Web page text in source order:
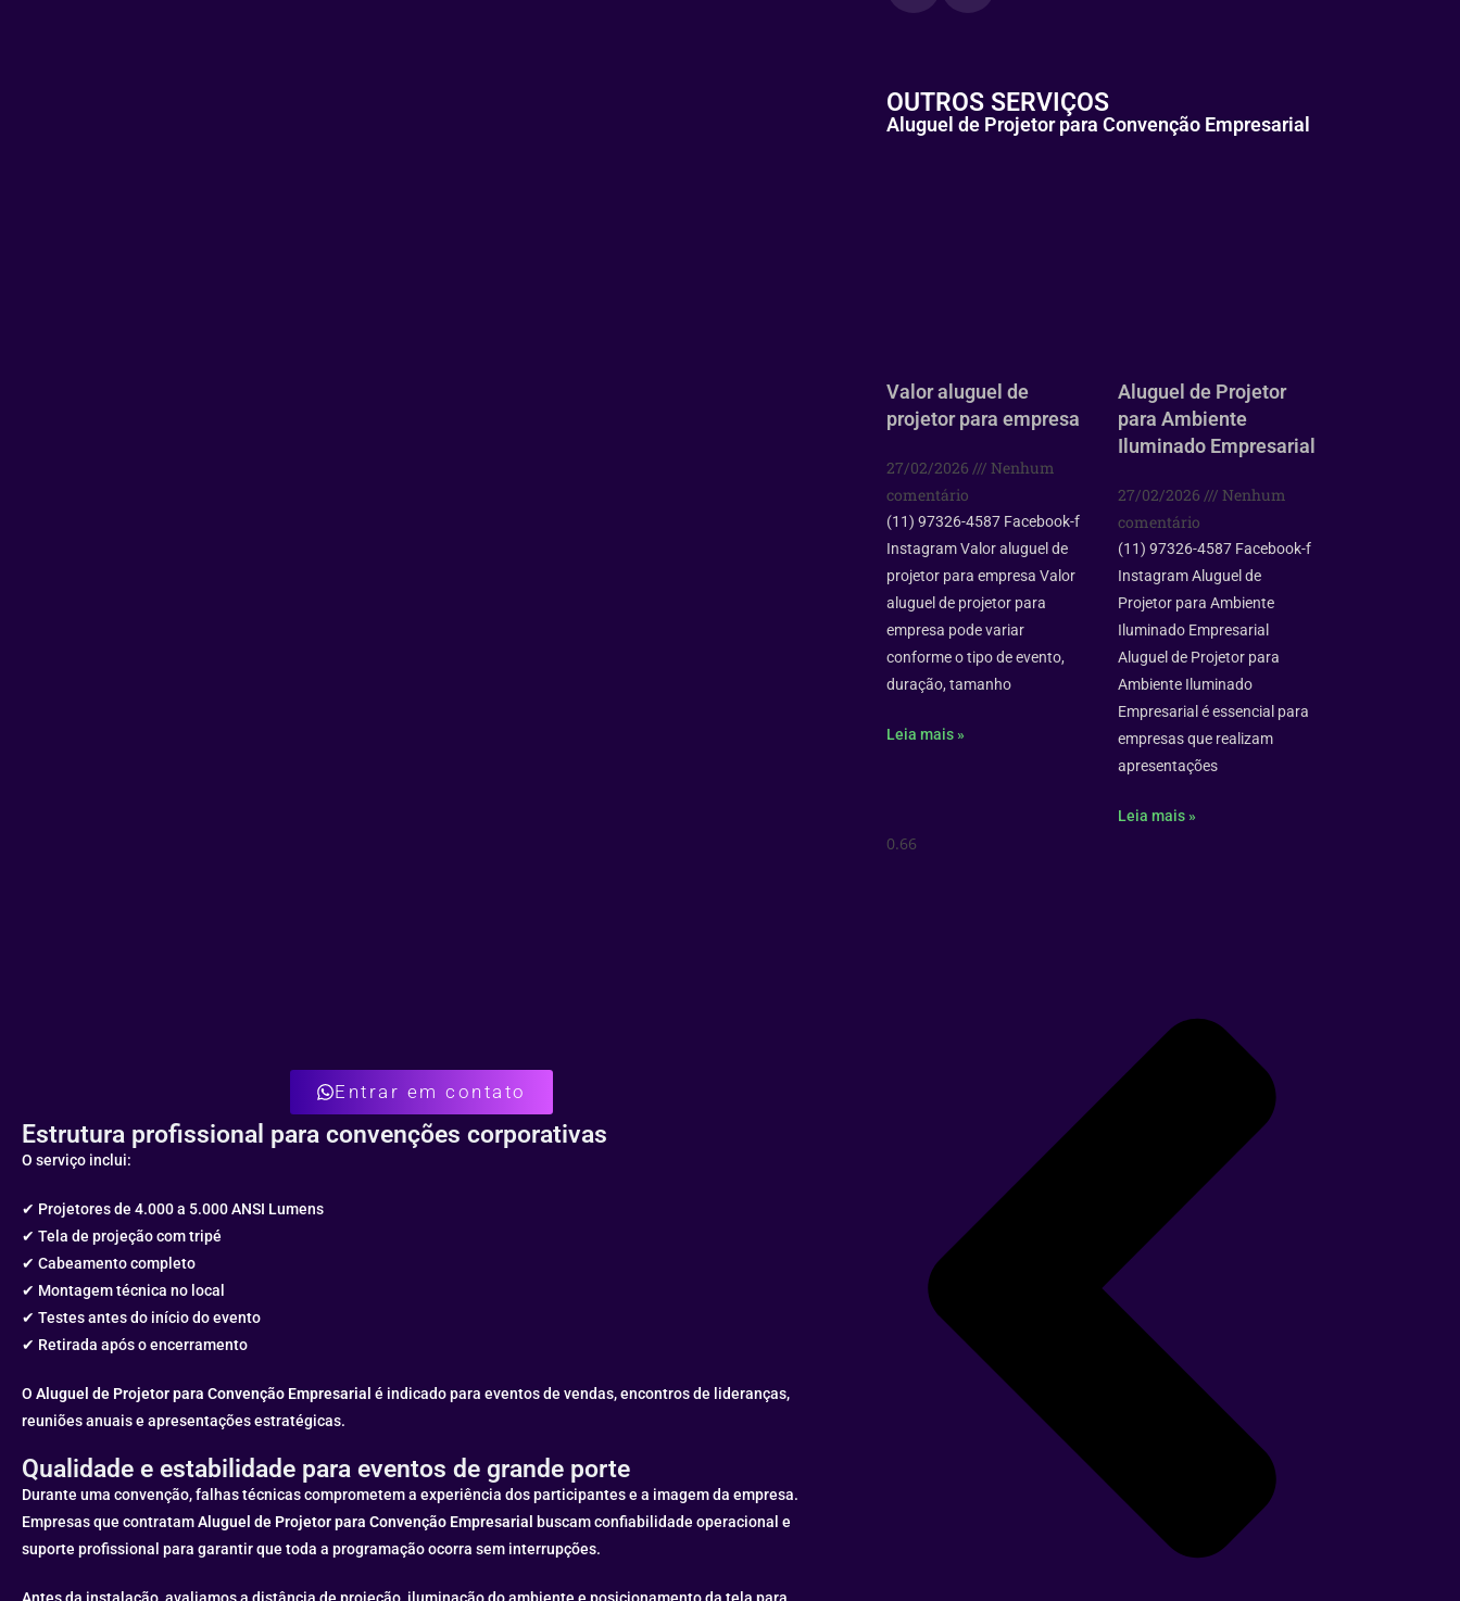
Entrar em contato
Estrutura profissional para convenções corporativas
O serviço inclui:
✔ Projetores de 4.000 a 5.000 ANSI Lumens
✔ Tela de projeção com tripé
✔ Cabeamento completo
✔ Montagem técnica no local
✔ Testes antes do início do evento
✔ Retirada após o encerramento
O Aluguel de Projetor para Convenção Empresarial é indicado para eventos de vendas, encontros de lideranças,
reuniões anuais e apresentações estratégicas.
Qualidade e estabilidade para eventos de grande porte
Durante uma convenção, falhas técnicas comprometem a experiência dos participantes e a imagem da empresa.
Empresas que contratamAluguel de Projetor para Convenção Empresarial
buscam confiabilidade operacional e
suporte profissional para garantir que toda a programação ocorra sem interrupções.
OUTROS SERVIÇOS
Aluguel de Projetor para Convenção Empresarial
Valor aluguel de
projetor para empresa
27/02/2026
Nenhum
comentário
(11) 97326-4587 Facebook-f
Instagram Valor aluguel de
projetor para empresa Valor
aluguel de projetor para
empresa pode variar
conforme o tipo de evento,
duração, tamanho
Leia mais »
Aluguel de Projetor
para Ambiente
Iluminado Empresarial
27/02/2026
Nenhum
comentário
(11) 97326-4587 Facebook-f
Instagram Aluguel de
Projetor para Ambiente
Iluminado Empresarial
Aluguel de Projetor para
Ambiente Iluminado
Empresarial é essencial para
empresas que realizam
apresentações
Leia mais »